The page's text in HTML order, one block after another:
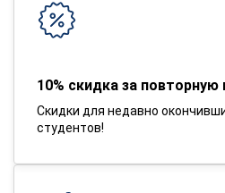
10% скидка за повторную
Скидки для недавно
студентов!